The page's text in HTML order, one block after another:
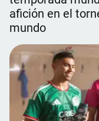
afición en el
mundo